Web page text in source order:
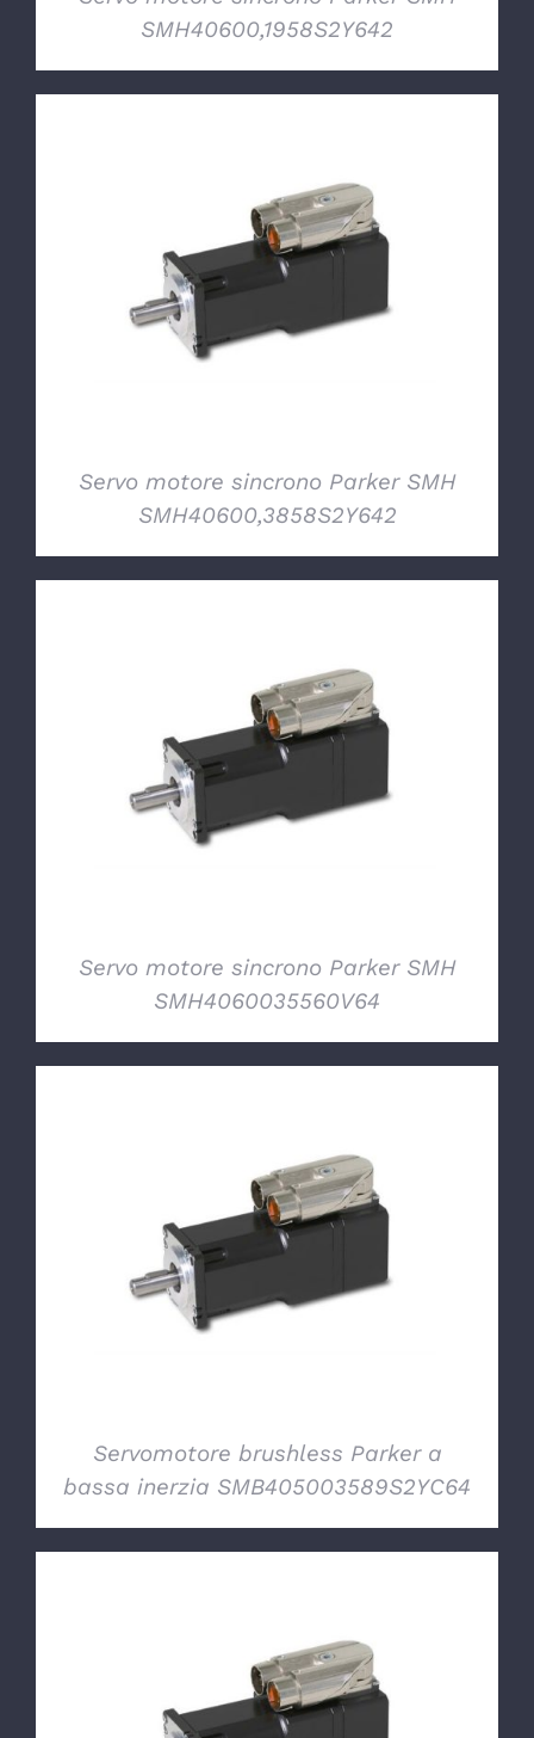
SMH40600,1958S2Y642
DETTAGLI
Servo motore sincrono Parker SMH
SMH40600,3858S2Y642
DETTAGLI
Servo motore sincrono Parker SMH
SMH4060035560V64
DETTAGLI
Servomotore brushless Parker a
bassa inerzia SMB405003589S2YC64
DETTAGLI